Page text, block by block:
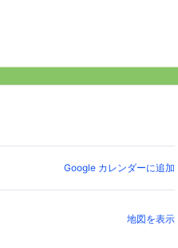
Google カレンダーに追加
地図を表示